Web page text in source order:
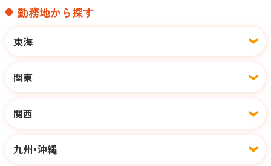
ノウハウによる安心の教育制度あり。
各店舗にベテランスタッフが
在籍しているので
メニューはカットのみなので
難しい業務内容はありません！
また、担当・予約制ではなく
お客様とは最低限しか
会話をしないスタイルなので
勤務地から探す
東海
関東
関西
九州・沖縄